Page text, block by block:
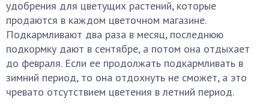
удобрения для цветущих растений, которые
продаются в каждом цветочном магазине.
Подкармливают два раза в месяц, последнюю
подкормку дают в сентябре, а потом она отдыхает
до февраля. Если ее продолжать подкармливать в
зимний период, то она отдохнуть не сможет, а это
чревато отсутствием цветения в летний период.